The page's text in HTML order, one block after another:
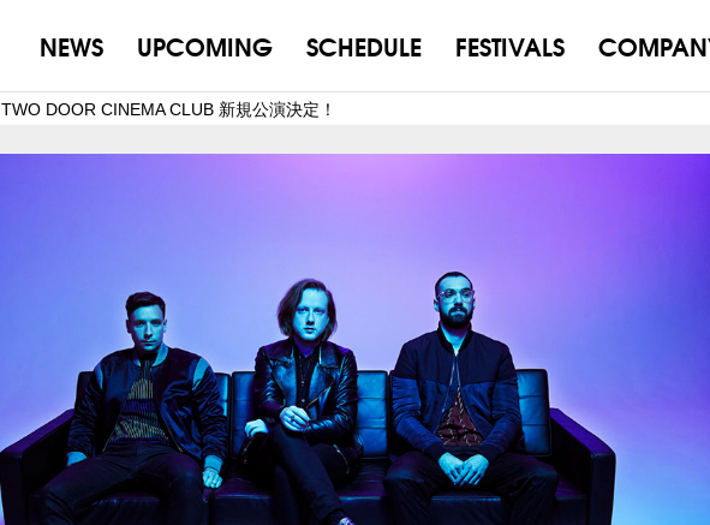
NEWS UPCOMING SCHEDULE FESTIVALS
TWO DOOR CINEMA CLUB 新規公演決定！